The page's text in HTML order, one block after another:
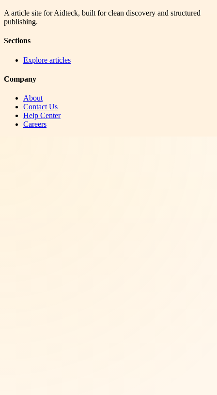
A article site for Aidteck, built for clean discovery and structured
publishing.
Sections
Explore articles
Company
About
Contact Us
Help Center
Careers